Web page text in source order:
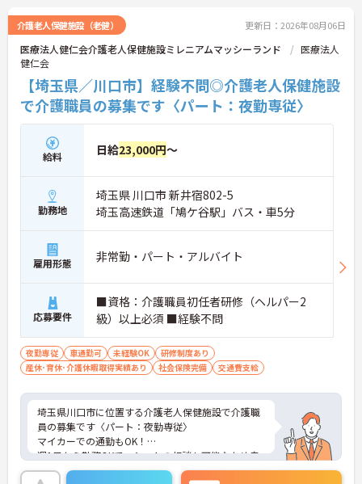
レンジ」など、希望に合わせた多彩なキャリアプラ
ンが用意されています。階層別の研修や資格取得支
援制度があり、働きながらスキルアップが可能で
す。
介護老人保健施設（老健） 更新日：2026年08月06日
医療法人健仁会介護老人保健施設ミレニアムマッシーランド
医療法人
健仁会
【埼玉県／川口市】経験不問◎介護老人保健施設
で介護職員の募集です〈パート：夜勤専従〉
給料 日給23,000円～
勤務地
埼玉県 川口市 新井宿802-5
埼玉高速鉄道「鳩ケ谷駅」バス・車5分
雇用形態 非常勤・パート・アルバイト
応募要件
■資格：介護職員初任者研修（ヘルパー2
級）以上必須 ■経験不問
夜勤専従 車通勤可 未経験OK
研修制度あり
産休･育休･介護休暇取得実績あり
社会保険完備 交通費支給
埼玉県川口市に位置する介護老人保健施設で介護職
員の募集です〈パート：夜勤専従〉
マイカーでの通勤もOK！
週1日から勤務OKで、シフトの相談も可能なため自
分のペースで働くことができます！しっかりとした